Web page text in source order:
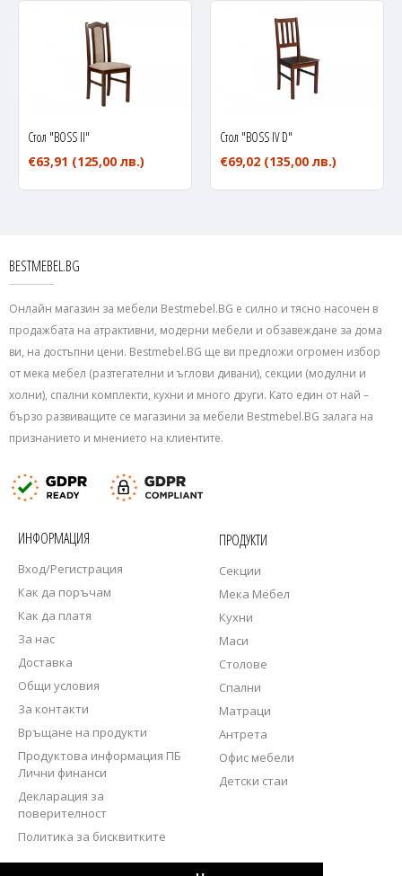
Стол "BOSS II"
€63,91 (125,00 лв.)
Стол "BOSS IV D"
€69,02 (135,00 лв.)
BESTMEBEL.BG
Онлайн магазин за мебели Bestmebel.BG е силно и тясно насочен в
продажбата на атрактивни, модерни мебели и обзавеждане за дома
ви, на достъпни цени. Bestmebel.BG ще ви предложи огромен избор
от мека мебел (разтегателни и ъглови дивани), секции (модулни и
холни), спални комплекти, кухни и много други. Като един от най –
бързо развиващите се магазини за мебели Bestmebel.BG залага на
признанието и мнението на клиентите.
ИНФОРМАЦИЯ
Вход/Регистрация
Как да поръчам
Как да платя
За нас
Доставка
Общи условия
За контакти
Връщане на продукти
Продуктова информация ПБ
Лични финанси
Декларация за
поверителност
Политика за бисквитките
ПРОДУКТИ
Секции
Мека Мебел
Кухни
Маси
Столове
Спални
Матраци
Антрета
Офис мебели
Детски стаи